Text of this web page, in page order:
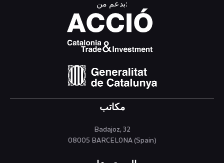
بدعم من:
مكاتب
Badajoz, 32
08005 BARCELONA (Spain)